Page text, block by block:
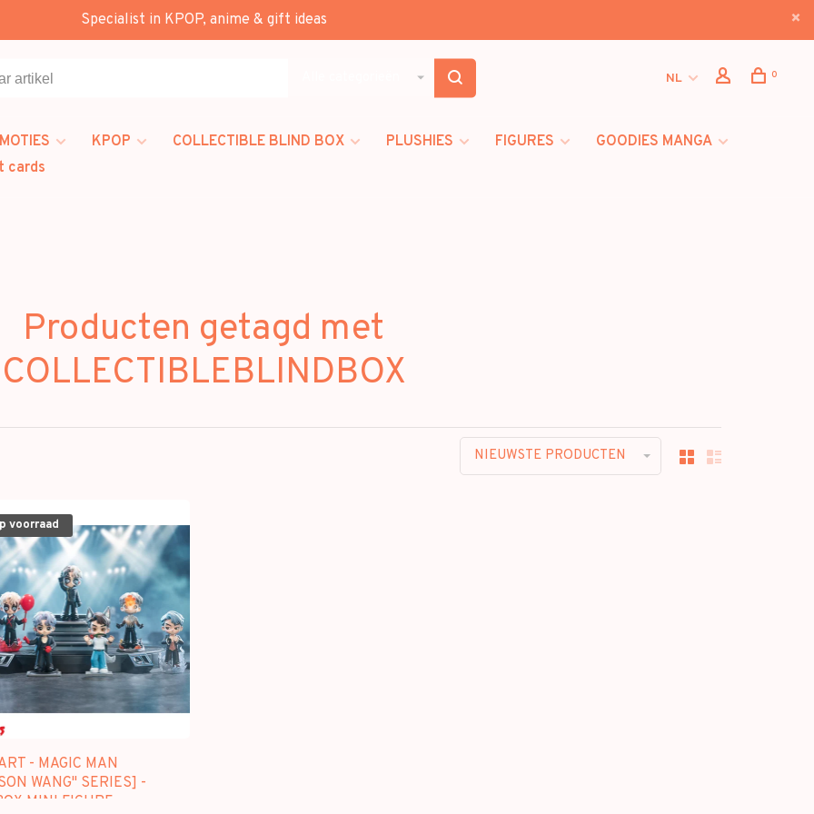
Specialist in KPOP, anime & gift ideas
NL 0
KPOP COLLECTIBLE BLIND BOX PLUSHIES FIGURES
GOODIES MANGA
cards
Producten getagd met
COLLECTIBLEBLINDBOX
NIEUWSTE PRODUCTEN
voorraad
- MAGIC MAN
WANG" SERIES] -
MINI FIGURE